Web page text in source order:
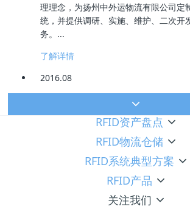
理理念，为扬州中外运物流有限公司定
统，并提供调研、实施、维护、二次开
务。...
了解详情
2016.08
RFID资产盘点
RFID物流仓储
RFID系统典型方案
RFID产品
关注我们